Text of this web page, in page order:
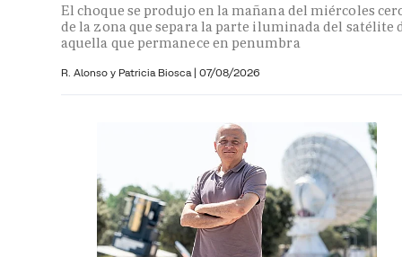
El choque se produjo en la mañana del miércoles
de la zona que separa la parte iluminada del satélite
aquella que permanece en penumbra
R. Alonso y Patricia Biosca | 07/08/2026